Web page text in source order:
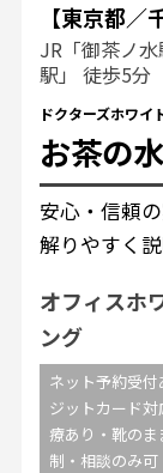
【東京都／
JR「御茶ノ
駅」 徒歩5分
ドクターズホワイ
お茶の
安心・信頼
解りやすく説
オフィスホ
ング
ネット予約受
ジットカード
療あり・靴の
制・相談のみ